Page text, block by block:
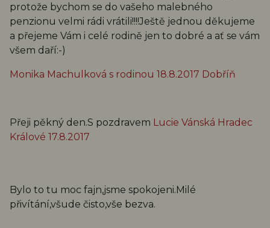
protože bychom se do vašeho malebného
penzionu velmi rádi vrátili!!!!Ještě jednou děkujeme
a přejeme Vám i celé rodině jen to dobré a ať se vám
všem daří:-)
Monika Machulková s rodinou 18.8.2017 Dobříň
Přeji pěkný den.S pozdravem Lucie Vánská Hradec
Králové 17.8.2017
Bylo to tu moc fajn,jsme spokojeni.Milé
přivítání,všude čisto,vše bezva.